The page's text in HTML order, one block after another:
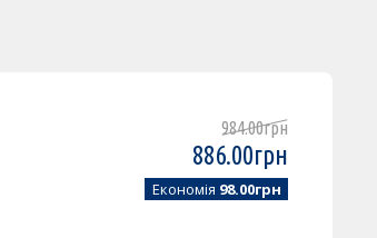
984.00грн
886.00грн
Економія 98.00грн